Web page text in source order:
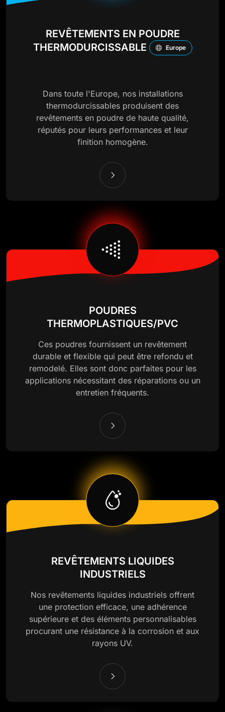
REVÊTEMENTS EN POUDRE
THERMODURCISSABLE
Europe
Dans toute l'Europe, nos installations
thermodurcissables produisent des
revêtements en poudre de haute qualité,
réputés pour leurs performances et leur
finition homogène.
POUDRES
THERMOPLASTIQUES/PVC
Ces poudres fournissent un revêtement
durable et flexible qui peut être refondu et
remodelé. Elles sont donc parfaites pour les
applications nécessitant des réparations ou un
entretien fréquents.
REVÊTEMENTS LIQUIDES
INDUSTRIELS
Nos revêtements liquides industriels offrent
une protection efficace, une adhérence
supérieure et des éléments personnalisables
procurant une résistance à la corrosion et aux
rayons UV.